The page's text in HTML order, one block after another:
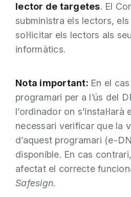
lector de targetes. El
subministra els lectors,
sol·licitar els lectors als
informàtics.
Nota important: En el
programari per a l’ús del
l’ordinador on s’instal·larà
necessari verificar que la
d’aquest programari (e-
disponible. En cas
afectat el correcte
Safesign.